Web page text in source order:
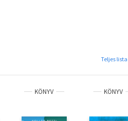
Teljes lista
KÖNYV KÖNYV